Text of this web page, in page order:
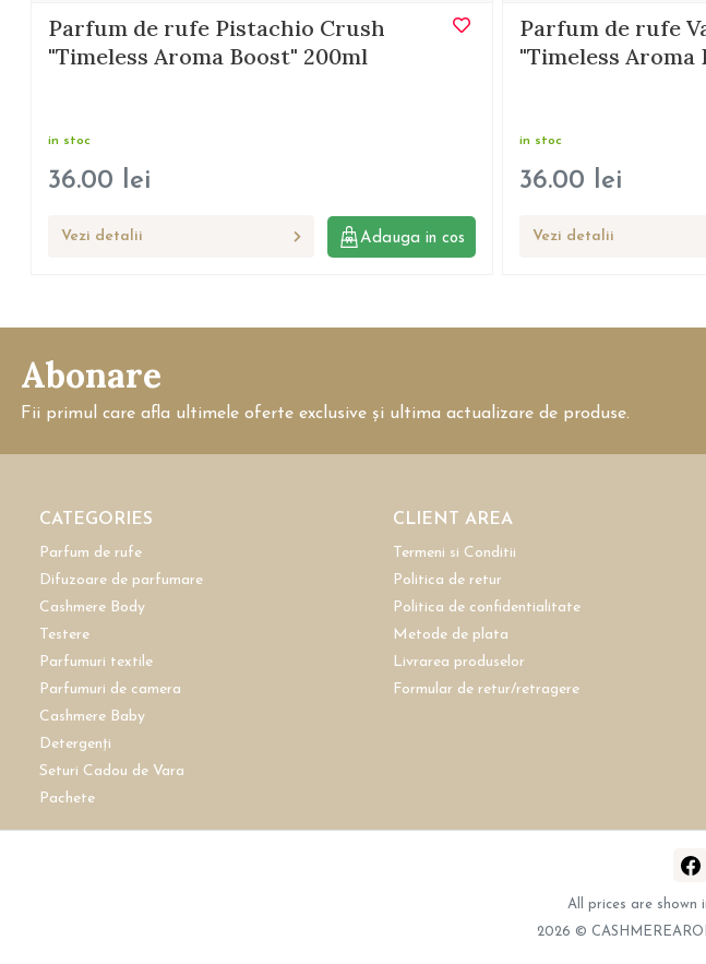
Parfum de rufe Pistachio Crush
"Timeless Aroma Boost" 200ml
in stoc
36.00 lei
Vezi detalii Adauga in cos
Parfum de rufe
"Timeless Aroma
in stoc
36.00 lei
Vezi detalii
Abonare
Fii primul care afla ultimele oferte exclusive și ultima actualizare de produse.
CATEGORIES
Parfum de rufe
Difuzoare de parfumare
Cashmere Body
Testere
Parfumuri textile
Parfumuri de camera
Cashmere Baby
Detergenți
Seturi Cadou de Vara
Pachete
CLIENT AREA
Termeni si Conditii
Politica de retur
Politica de confidentialitate
Metode de plata
Livrarea produselor
Formular de retur/retragere
All prices are shown
2026 ©